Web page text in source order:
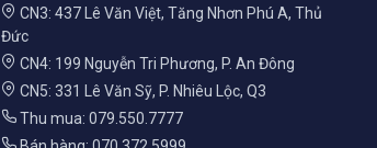
CN3: 437 Lê Văn Việt, Tăng Nhơn Phú A, Thủ
Đức
CN4: 199 Nguyễn Tri Phương, P. An Đông
CN5: 331 Lê Văn Sỹ, P. Nhiêu Lộc, Q3
Thu mua: 079.550.7777